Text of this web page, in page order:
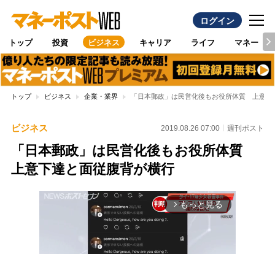
ログイン
トップ 投資 ビジネス キャリア ライフ マネー
トップ ビジネス 企業・業界 「日本郵政」は民営化後もお役所体質 上意下
ビジネス 2019.08.26 07:00 週刊ポスト
「日本郵政」は民営化後もお役所体質
上意下達と面従腹背が横行
arrow_forward_ios もっと見る